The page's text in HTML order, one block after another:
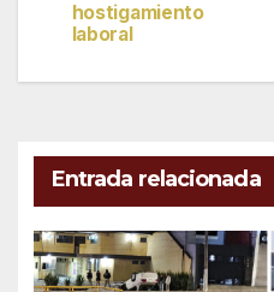
entradas
hostigamiento
laboral
Entrada relacionada